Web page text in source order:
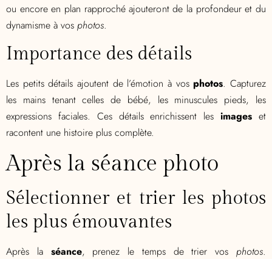
ou encore en plan rapproché ajouteront de la profondeur et du
dynamisme à vos photos.
Importance des détails
Les petits détails ajoutent de l’émotion à vos photos. Capturez
les mains tenant celles de bébé, les minuscules pieds, les
expressions faciales. Ces détails enrichissent lesimages et
racontent une histoire plus complète.
Après la séance photo
Sélectionner et trier les photos
les plus émouvantes
Après la séance, prenez le temps de trier vosphotos.